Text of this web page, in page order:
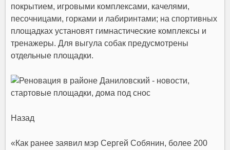
покрытием, игровыми комплексами, качелями,
песочницами, горками и лабиринтами; на спортивных
площадках установят гимнастические комплексы и
тренажеры. Для выгула собак предусмотрены
отдельные площадки.
Назад
«Как ранее заявил мэрСергей Собянин, более 200